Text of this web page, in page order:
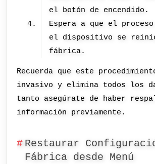
el botón de encendido.
Espera a que el
el dispositivo se
fábrica.
Recuerda que este
invasivo y elimina todos los
tanto asegúrate de haber
información previamente.
Restaurar
Fábrica desde Menú